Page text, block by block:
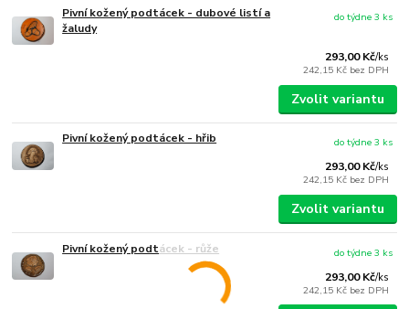
Pivní kožený podtácek - dubové listí a
žaludy
293,00 Kč/ks
242,15 Kč bez DPH
do týdne 3 ks
Zvolit variantu
Pivní kožený podtácek - hřib
293,00 Kč/ks
242,15 Kč bez DPH
do týdne 3 ks
Zvolit variantu
Pivní kožený podtácek - růže
293,00 Kč/ks
242,15 Kč bez DPH
do týdne 3 ks